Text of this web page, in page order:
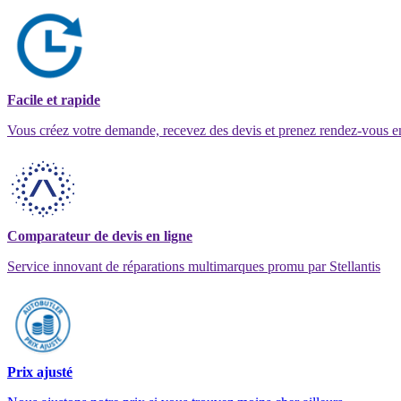
Facile et rapide
Vous créez votre demande, recevez des devis et prenez rendez-vous
Comparateur de devis en ligne
Service innovant de réparations multimarques promu par Stellantis
Prix ajusté